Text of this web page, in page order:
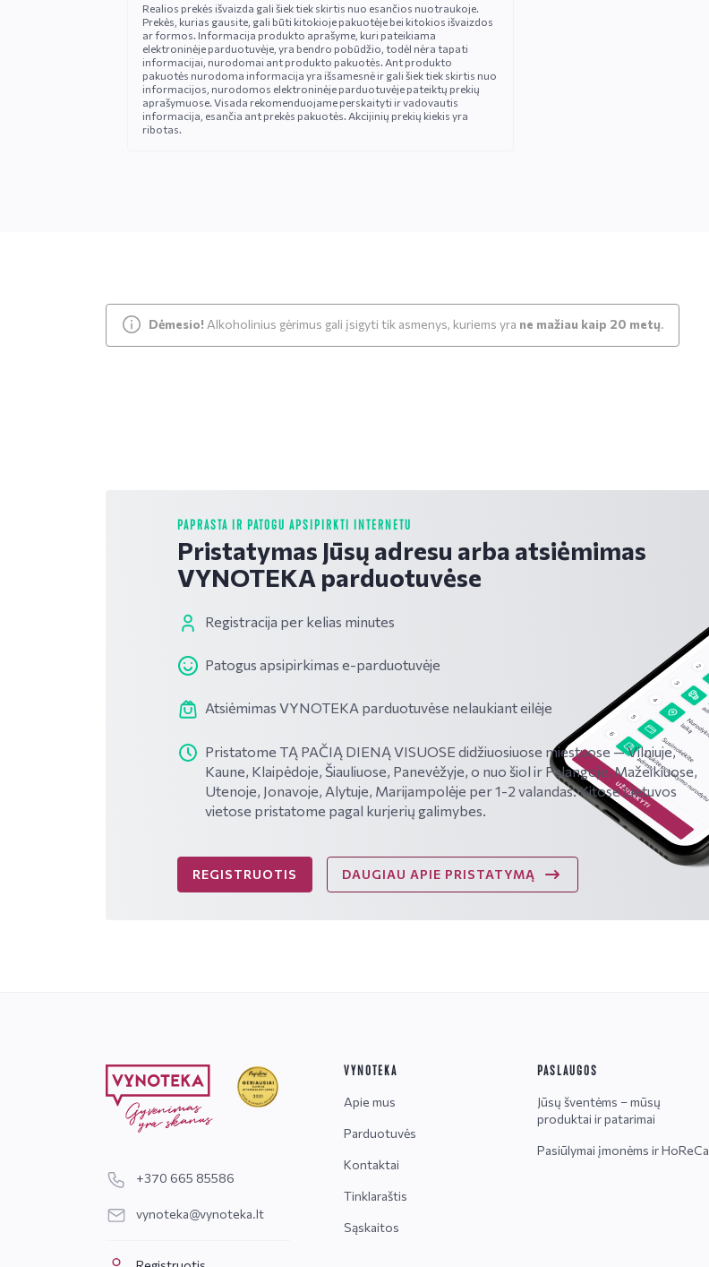
Realios prekės išvaizda gali šiek tiek skirtis nuo esančios nuotraukoje.
Prekės, kurias gausite, gali būti kitokioje pakuotėje bei kitokios išvaizdos
ar formos. Informacija produkto aprašyme, kuri pateikiama
elektroninėje parduotuvėje, yra bendro pobūdžio, todėl nėra tapati
informacijai, nurodomai ant produkto pakuotės. Ant produkto
pakuotės nurodoma informacija yra išsamesnė ir gali šiek tiek skirtis nuo
informacijos, nurodomos elektroninėje parduotuvėje pateiktų prekių
aprašymuose. Visada rekomenduojame perskaityti ir vadovautis
informacija, esančia ant prekės pakuotės. Akcijinių prekių kiekis yra
ribotas.
Dėmesio! Alkoholinius gėrimus gali įsigyti tik asmenys, kuriems yra ne mažiau kaip 20 metų.
PAPRASTA IR PATOGU APSIPIRKTI INTERNETU
Pristatymas Jūsų adresu arba atsiėmimas
VYNOTEKA parduotuvėse
Registracija per kelias minutes
Patogus apsipirkimas e-parduotuvėje
Atsiėmimas VYNOTEKA parduotuvėse nelaukiant eilėje
Pristatome TĄ PAČIĄ DIENĄ VISUOSE didžiuosiuose miestuose — Vilniuje,
Kaune, Klaipėdoje, Šiauliuose, Panevėžyje, o nuo šiol ir Palangoje, Mažeikiuose,
Utenoje, Jonavoje, Alytuje, Marijampolėje per 1-2 valandas. Kitose Lietuvos
vietose pristatome pagal kurjerių galimybes.
REGISTRUOTIS DAUGIAU APIE PRISTATYMĄ
+370 665 85586
vynoteka@vynoteka.lt
VYNOTEKA
Apie mus
Parduotuvės
Kontaktai
Tinklaraštis
Sąskaitos
PASLAUGOS
Jūsų šventėms – mūsų
produktai ir patarimai
Pasiūlymai įmonėms ir HoReCa